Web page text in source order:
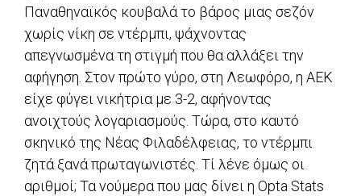
Παναθηναϊκός κουβαλά το βάρος μιας σεζόν
χωρίς νίκη σε ντέρμπι, ψάχνοντας
απεγνωσμένα τη στιγμή που θα αλλάξει την
αφήγηση. Στον πρώτο γύρο, στη Λεωφόρο, η ΑΕΚ
είχε φύγει νικήτρια με 3-2, αφήνοντας
ανοιχτούς λογαριασμούς. Τώρα, στο καυτό
σκηνικό της Νέας Φιλαδέλφειας, το ντέρμπι
ζητά ξανά πρωταγωνιστές. Τί λένε όμως οι
αριθμοί; Τα νούμερα που μας δίνει η Opta Stats